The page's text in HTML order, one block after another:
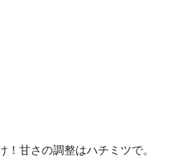
甘さの調整はハチミツで。